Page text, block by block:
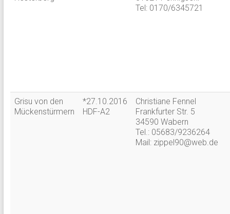
Tel: 0170/6345721
Grisu von den
Mückenstürmern
*27.10.2016
HDF-A2
Christiane Fennel
Frankfurter Str. 5
34590 Wabern
Tel.: 05683/9236264
Mail: zippel90@web.de